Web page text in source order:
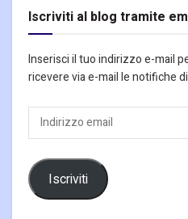
Iscriviti al blog tramite
Inserisci il tuo indirizzo e-mail
ricevere via e-mail le notifiche
Indirizzo
email
Iscriviti